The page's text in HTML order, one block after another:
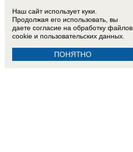
Наш сайт использует куки.
Продолжая его использовать, вы
даете согласие на обработку файлов
cookie и пользовательских данных.
ПОНЯТНО